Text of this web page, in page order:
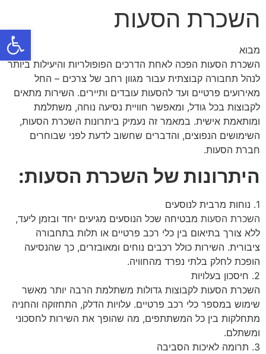
השכרת הסעות
מבוא
השכרת הסעות הפכה לאחת הדרכים הפופולריות והיעילות ביותר
לנהל תחבורה קבוצתית עבור מגוון רחב של צרכים – החל
מאירועים פרטיים ועד להסעות עובדים ותיירים. השירות מתאים
לקבוצות בכל גודל, ומאפשר חוויית נסיעה נוחה, משתלמת
ומותאמת אישית. במאמר זה נעמיק ביתרונות השכרת הסעות,
השימושים הנפוצים, והדברים שחשוב לדעת לפני שבוחרים
חברת הסעות.
היתרונות של השכרת הסעות:
1. נוחות מרבית לנוסעים
השכרת הסעות מבטיחה שכל הנוסעים מגיעים יחד ובזמן ליעד,
ללא צורך בתיאום בין כלי רכב פרטיים או תלות בתחבורה
ציבורית. השירות כולל רכבים נוחים ומאובזרים, כך שהנסיעה
הופכת לחלק בלתי נפרד מהחוויה.
2. חיסכון בעלויות
השכרת הסעות לקבוצות גדולות משתלמת הרבה יותר מאשר
שימוש במספר כלי רכב פרטיים. עלויות הדלק, התחזוקה והחניה
מתחלקות בין כל המשתתפים, מה שהופך את השירות לחסכוני
ומשתלם.
3. תרומה לאיכות הסביבה